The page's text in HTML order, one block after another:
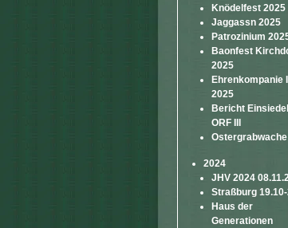
Knödelfest 2025
Jaggassn 2025
Patrozinium
Baonfest
2025
Ehrenkompanie
2025
Bericht
ORF III
2024
JHV 2024
Straßburg
Haus der
Generationen